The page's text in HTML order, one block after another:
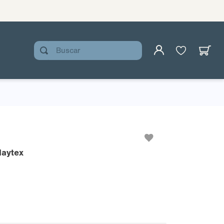
Buscar